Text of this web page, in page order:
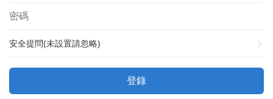
安全提問(未設置請忽略)
登錄